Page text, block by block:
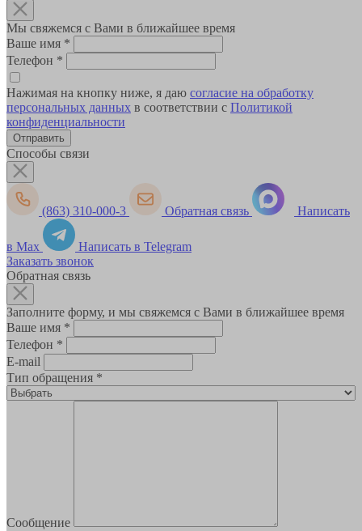
Мы свяжемся с Вами в ближайшее время
Ваше имя *
Телефон *
Нажимая на кнопку ниже, я даю согласие на обработку
персональных данных в соответствии с Политикой
конфиденциальности
Способы связи
(863) 310-000-3 Обратная связь Написать
в Max
Написать в Telegram
Заказать звонок
Обратная связь
Заполните форму, и мы свяжемся с Вами в ближайшее время
Ваше имя *
Телефон *
E-mail
Тип обращения *
Сообщение